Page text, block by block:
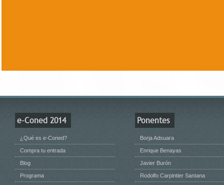
e-Coned 2014
¿Qué es e-Coned?
Compra tu entrada
Blog
Programa
Ponentes
Borja Adsuara
Enrique Benayas
Javier Burón
Rodolfo Carpintier Santana